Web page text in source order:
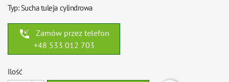
Typ: Sucha tuleja cylindrowa
phone_callback
Zamów przez telefon
+48 533 012 703
Ilość